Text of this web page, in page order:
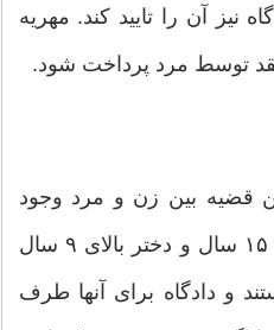
نیز آن را تایید کند. مهریه
توسط مرد پرداخت شود.
قضیه بین زن و مرد وجود
دارد. طبق قانون پسر بالای ۱۵ سال و دختر بالای ۹ سال
و دادگاه برای آنها طرف